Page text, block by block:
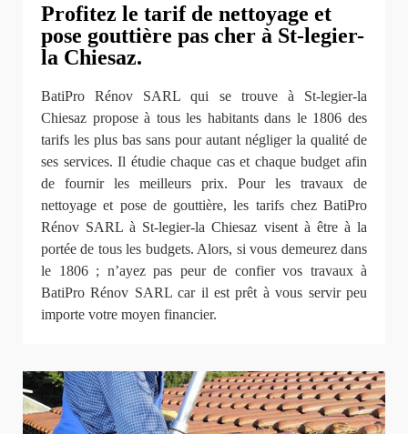
Profitez le tarif de nettoyage et
pose gouttière pas cher à St-legier-
la Chiesaz.
BatiPro Rénov SARL qui se trouve à St-legier-la
Chiesaz propose à tous les habitants dans le 1806 des
tarifs les plus bas sans pour autant négliger la qualité de
ses services. Il étudie chaque cas et chaque budget afin
de fournir les meilleurs prix. Pour les travaux de
nettoyage et pose de gouttière, les tarifs chez BatiPro
Rénov SARL à St-legier-la Chiesaz visent à être à la
portée de tous les budgets. Alors, si vous demeurez dans
le 1806 ; n’ayez pas peur de confier vos travaux à
BatiPro Rénov SARL car il est prêt à vous servir peu
importe votre moyen financier.